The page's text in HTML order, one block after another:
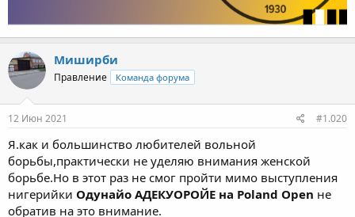
Миширби
Правление Команда форума
12 Июн 2021 #1.020
Я.как и большинство любителей вольной
борьбы,практически не уделяю внимания женской
борьбе.Но в этот раз не смог пройти мимо выступления
нигерийки Одунайо АДЕКУОРОЙЕ на Poland Open не
обратив на это внимание.